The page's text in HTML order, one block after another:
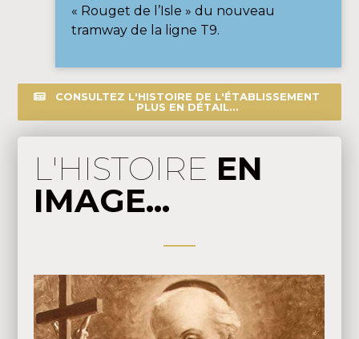
« Rouget de l’Isle » du nouveau
tramway de la ligne T9.
CONSULTEZ L'HISTOIRE DE L'ÉTABLISSEMENT
PLUS EN DÉTAIL...
L'HISTOIRE EN
IMAGE...